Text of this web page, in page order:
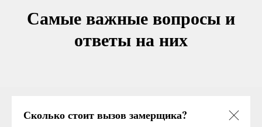
Самые важные вопросы и
ответы на них
Сколько стоит вызов замерщика?